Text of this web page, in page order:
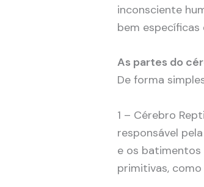
inconsciente
bem
As partes do
De forma
1 – Cérebro
responsável
e os batimentos
primitivas,